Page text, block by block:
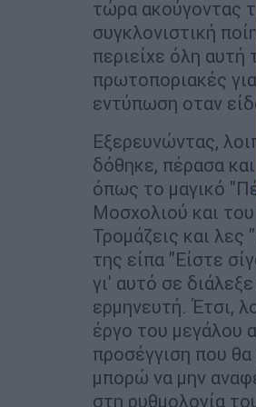
τώρα ακούγοντας
συγκλονιστική
περιείχε όλη
πρωτοποριακές
εντύπωση οταν
Εξερευνώντας,
δόθηκε, πέρασα
όπως το μαγικό
Μοσχολιού και
Τρομάζεις και
της είπα "Είστε
γι' αυτό σε
ερμηνευτή. Έτσι,
έργο του μεγάλου
προσέγγιση που
μπορώ να μην
στη ρυθμολογία